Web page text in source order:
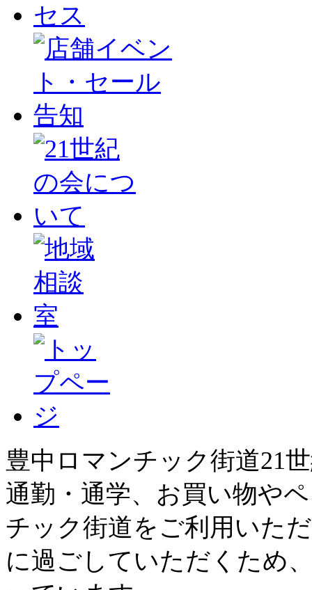
豊中ロマンチック街道21
通勤・通学、お買い物や
チック街道をご利用いた
に過ごしていただくため